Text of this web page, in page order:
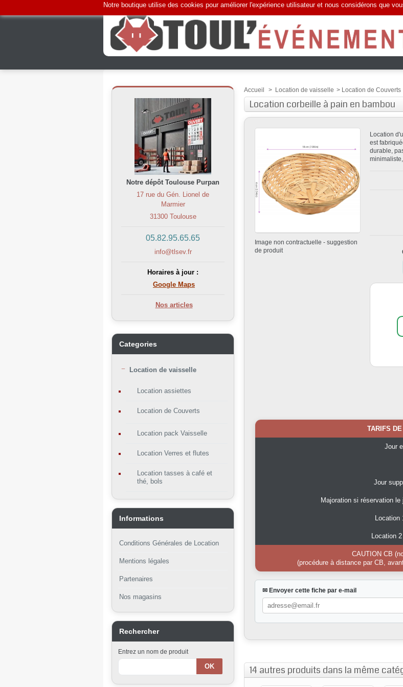
Notre boutique utilise des cookies pour améliorer l'expérience utilisateur et nous considérons que
Notre dépôt Toulouse Purpan
17 rue du Gén. Lionel de
Marmier
31300 Toulouse
05.82.95.65.65
info@tlsev.fr
Horaires à jour :
Google Maps
Nos articles
Categories
Location de vaisselle
Location assiettes
Location de Couverts
Location pack Vaisselle
Location Verres et flutes
Location tasses à café et
thé, bols
Informations
Conditions Générales de Location
Mentions légales
Partenaires
Nos magasins
Rechercher
Entrez un nom de produit
Accueil > Location de vaisselle > Location de Couverts
Location corbeille à pain en bambou
Image non contractuelle - suggestion
de produit
Location
est
durable,
TARIFS
Jour
Jour
Majoration si réservation le
Location
Location
CAUTION CB
(procédure à distance par CB,
✉ Envoyer cette fiche par e-mail
14 autres produits dans la même